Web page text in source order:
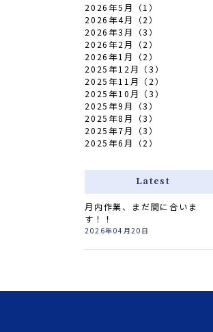
2026年5月（1）
2026年4月（2）
2026年3月（3）
2026年2月（2）
2026年1月（2）
2025年12月（3）
2025年11月（2）
2025年10月（3）
2025年9月（3）
2025年8月（3）
2025年7月（3）
2025年6月（2）
Latest
月内作業、まだ間に合いま
す！！
2026年04月20日